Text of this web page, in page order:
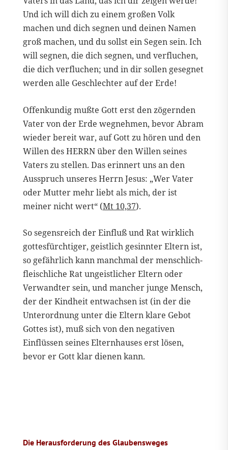
Und ich will dich zu einem großen Volk
machen und dich segnen und deinen Namen
groß machen, und du sollst ein Segen sein. Ich
will segnen, die dich segnen, und verfluchen,
die dich verfluchen; und in dir sollen gesegnet
werden alle Geschlechter auf der Erde!
Offenkundig mußte Gott erst den zögernden
Vater von der Erde wegnehmen, bevor Abram
wieder bereit war, auf Gott zu hören und den
Willen des HERRN über den Willen seines
Vaters zu stellen. Das erinnert uns an den
Ausspruch unseres Herrn Jesus: „Wer Vater
oder Mutter mehr liebt als mich, der ist
meiner nicht wert“ (Mt 10,37).
So segensreich der Einfluß und Rat wirklich
gottesfürchtiger, geistlich gesinnter Eltern ist,
so gefährlich kann manchmal der menschlich-
fleischliche Rat ungeistlicher Eltern oder
Verwandter sein, und mancher junge Mensch,
der der Kindheit entwachsen ist (in der die
Unterordnung unter die Eltern klare Gebot
Gottes ist), muß sich von den negativen
Einflüssen seines Elternhauses erst lösen,
bevor er Gott klar dienen kann.
Die Herausforderung des Glaubensweges